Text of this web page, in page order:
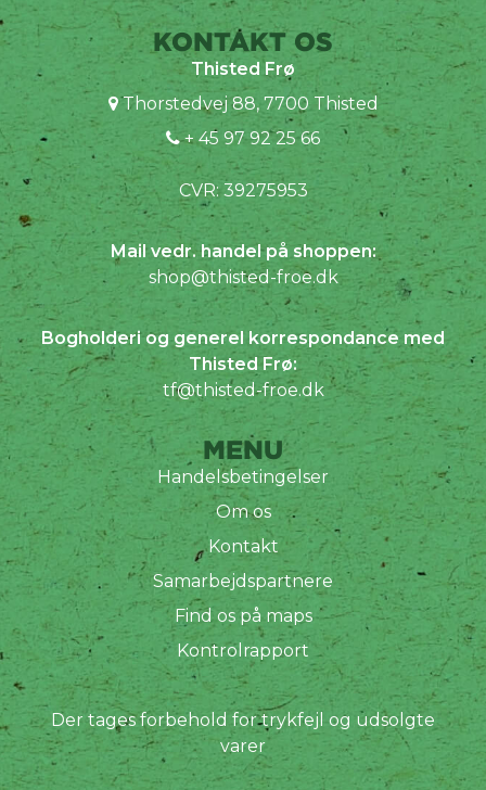
KONTAKT OS
Thisted Frø
Thorstedvej 88, 7700 Thisted
+ 45 97 92 25 66
CVR: 39275953
Mail vedr. handel på shoppen:
shop@thisted-froe.dk
Bogholderi og generel korrespondance med
Thisted Frø:
tf@thisted-froe.dk
MENU
Handelsbetingelser
Om os
Kontakt
Samarbejdspartnere
Find os på maps
Kontrolrapport
Der tages forbehold for trykfejl og udsolgte
varer